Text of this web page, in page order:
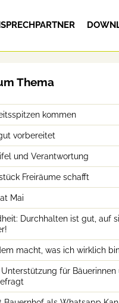
Thema
kommen
vorbereitet
und Verantwortung
Freiräume schafft
Mai
Durchhalten ist gut, auf
macht, was ich wirklich
für Bäuerinnen